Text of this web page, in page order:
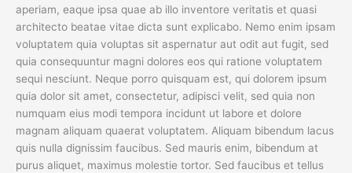
aperiam, eaque ipsa quae ab illo inventore veritatis et quasi
architecto beatae vitae dicta sunt explicabo. Nemo enim ipsam
voluptatem quia voluptas sit aspernatur aut odit aut fugit, sed
quia consequuntur magni dolores eos qui ratione voluptatem
sequi nesciunt. Neque porro quisquam est, qui dolorem ipsum
quia dolor sit amet, consectetur, adipisci velit, sed quia non
numquam eius modi tempora incidunt ut labore et dolore
magnam aliquam quaerat voluptatem. Aliquam bibendum lacus
quis nulla dignissim faucibus. Sed mauris enim, bibendum at
purus aliquet, maximus molestie tortor. Sed faucibus et tellus